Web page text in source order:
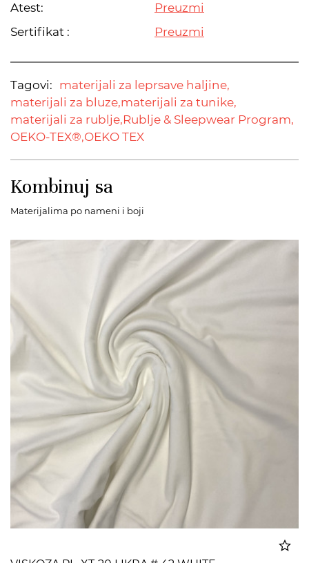
Atest:
Preuzmi
Sertifikat :
Preuzmi
Tagovi: materijali za leprsave haljine,
materijali za bluze,materijali za tunike,
materijali za rublje,Rublje & Sleepwear Program,
OEKO-TEX®,OEKO TEX
Kombinuj sa
Materijalima po nameni i boji